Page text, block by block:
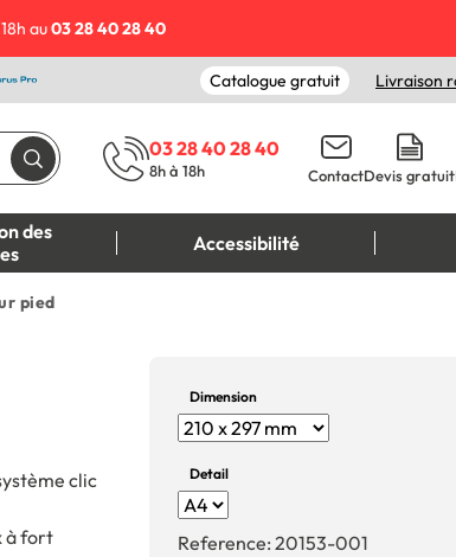
au03 28 40 28 40
Catalogue gratuit Livraison
03 28 40 28 40
8h à 18h ContactDevis gratuit
des
Accessibilité
pied
clic
à fort
Dimension
Detail
Reference: 20153-001